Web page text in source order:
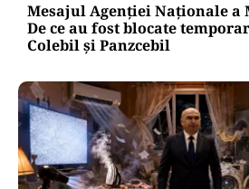
Mesajul Agenției Naționale a
De ce au fost blocate
Colebil și Panzcebil